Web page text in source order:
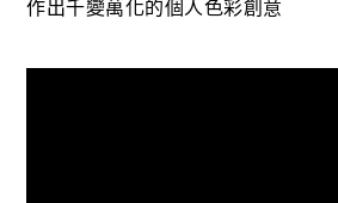
作出千變萬化的個人色彩創意